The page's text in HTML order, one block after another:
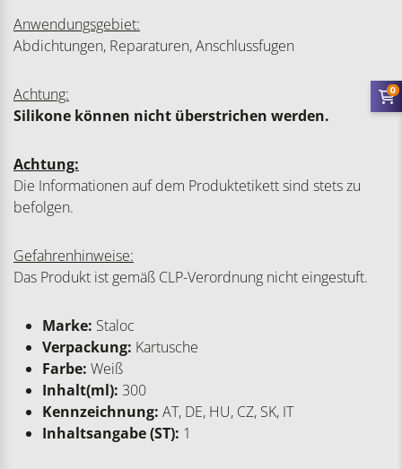
Anwendungsgebiet:
Abdichtungen, Reparaturen, Anschlussfugen
Achtung:
Silikone können nicht überstrichen werden.
Achtung:
Die Informationen auf dem Produktetikett sind stets zu
befolgen.
Gefahrenhinweise:
Das Produkt ist gemäß CLP-Verordnung nicht eingestuft.
Marke: Staloc
Verpackung: Kartusche
Farbe: Weiß
Inhalt(ml): 300
Kennzeichnung: AT, DE, HU, CZ, SK, IT
Inhaltsangabe (ST): 1
0